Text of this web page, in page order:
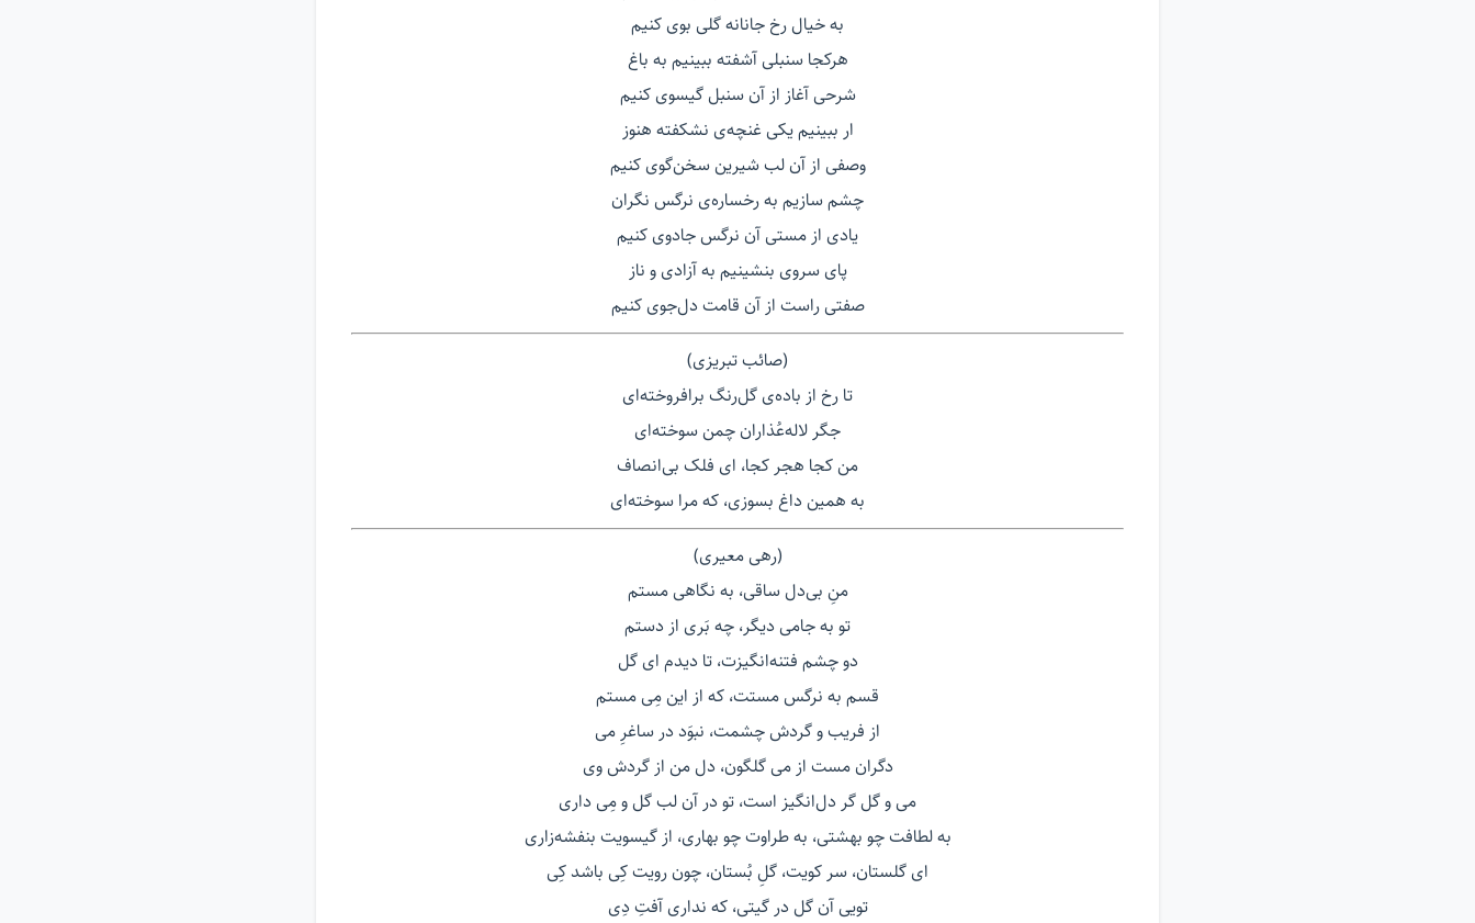
به خیال رخ جانانه گلی بوی کنیم
هرکجا سنبلی آشفته ببینیم به باغ
شرحی آغاز از آن سنبل گیسوی کنیم
ار ببینیم یکی غنچه‌ی نشکفته هنوز
وصفی از آن لب شیرین سخن‌گوی کنیم
چشم سازیم به رخساره‌ی نرگس نگران
یادی از مستی آن نرگس جادوی کنیم
پای سروی بنشینیم به آزادی و ناز
صفتی راست از آن قامت دل‌جوی کنیم
(صائب تبریزی)
تا رخ از باده‌ی گل‌رنگ برافروخته‌‌ای
جگر لاله‌عُذاران چمن سوخته‌ای
من کجا هجر کجا، ای فلک بی‌انصاف
به همین داغ بسوزی، که مرا سوخته‌ای
(رهی معیری)
منِ بی‌دل ساقی، به نگاهی مستم
تو به جامی دیگر، چه بَری از دستم
دو چشم فتنه‌انگیزت، تا دیدم ای گل
قسم به نرگس مستت، که از این مِی مستم
از فریب و گردش چشمت، نبوَد در ساغرِ می
دگران مست از می گلگون، دل من از گردش وی
می و گل گر دل‌انگیز است، تو در آن لب گل و مِی‌ داری
به لطافت چو بهشتی، به طراوت چو بهاری، از گیسویت بنفشه‌زاری
ای گلستان، سر کویت، گلِ بُستان، چون رویت کِی باشد کِی
تویی آن گل در گیتی، که نداری آفتِ دِی